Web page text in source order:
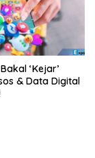
‘Kejar’
& Data Digital